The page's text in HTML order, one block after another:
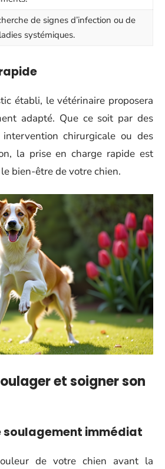
de signes d’infection ou de
systémiques.
établi, le vétérinaire proposera
adapté. Que ce soit par des
chirurgicale ou des
la prise en charge rapide est
bien-être de votre chien.
et soigner son
soulagement immédiat
de votre chien avant la